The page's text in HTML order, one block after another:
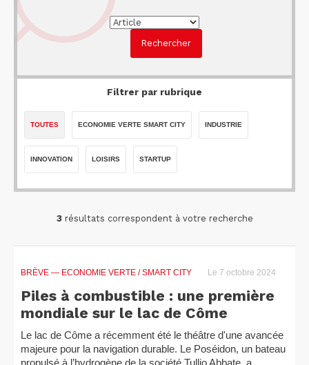
Filtrer par rubrique
TOUTES ECONOMIE VERTE SMART CITY INDUSTRIE
INNOVATION LOISIRS STARTUP
3résultats correspondent à votre recherche
BRÈVE — ECONOMIE VERTE / SMART CITY Le 7 octobre 2024
Piles à combustible : une première
mondiale sur le lac de Côme
Le lac de Côme a récemment été le théâtre d'une avancée
majeure pour la navigation durable. Le Poséidon, un bateau
propulsé à l’hydrogène de la société Tullio Abbate, a